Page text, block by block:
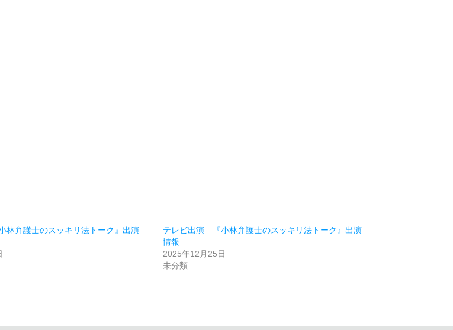
弁護士のスッキリ法トーク』出演
テレビ出演 『小林弁護士のスッキリ法トーク』出演
情報
2025年12月25日
未分類